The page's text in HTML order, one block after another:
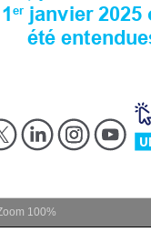
100%